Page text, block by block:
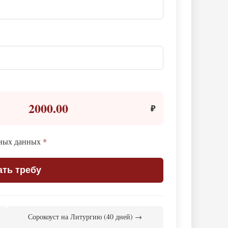
2000.00 ₽
данных *
требу
Сорокоуст на Литургию (40 дней) →